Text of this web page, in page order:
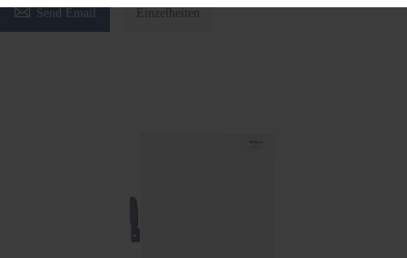
 Send Email Einzelheiten